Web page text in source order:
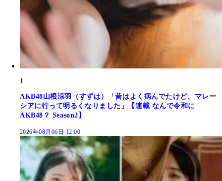
1
AKB48山根涼羽（すずは）「昔はよく病んでたけど、マレー
シアに行って明るくなりました」【連載 なんで令和に
AKB48？ Season2】
2026年08月06日 12:00